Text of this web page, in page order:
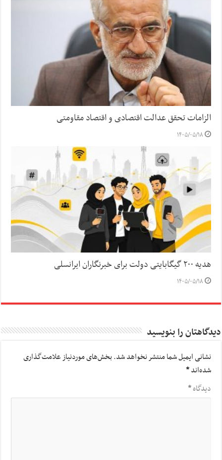
الزامات تحقق عدالت اقتصادی و اقتصاد مقاومتی
۱۴۰۵/۰۵/۱۸
هدیه ۲۰۰ گیگابایتی دولت برای خبرنگاران ایرانسلی
۱۴۰۵/۰۵/۱۸
دیدگاهتان را بنویسید
نشانی ایمیل شما منتشر نخواهد شد.بخش‌های موردنیاز علامت‌گذاری
شده‌اند*
دیدگاه*